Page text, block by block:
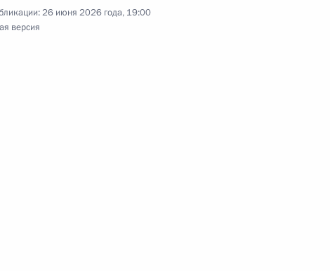
26 июня 2026 года, 19:00
версия